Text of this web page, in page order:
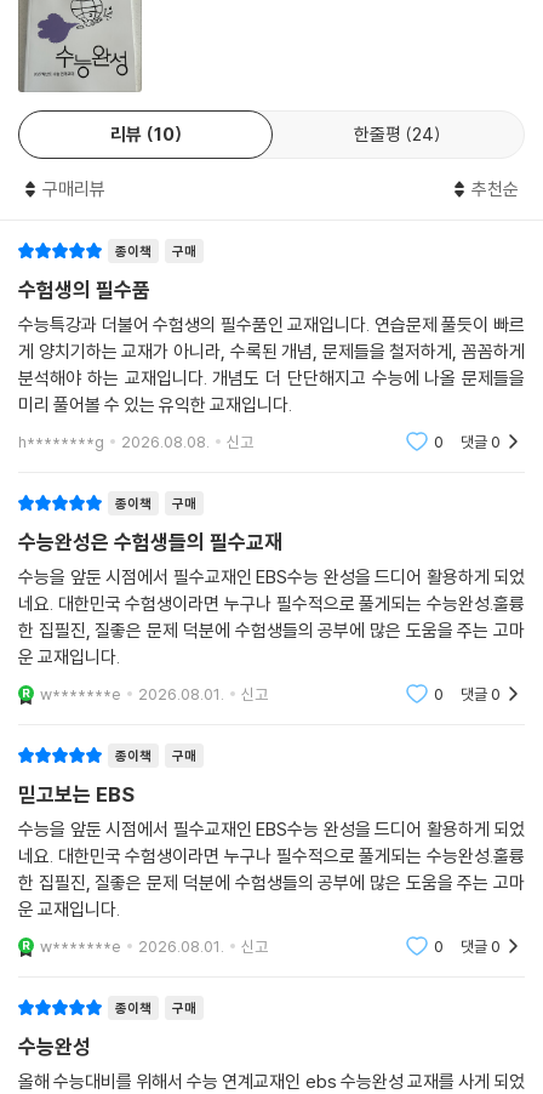
리뷰 10 한줄평 24
구매리뷰 추천순
종이책 구매
수험생의 필수품
수능특강과 더불어 수험생의 필수품인 교재입니다. 연습문제 풀듯이 빠르
게 양치기하는 교재가 아니라, 수록된 개념, 문제들을 철저하게, 꼼꼼하게
분석해야 하는 교재입니다. 개념도 더 단단해지고 수능에 나올 문제들을
미리 풀어볼 수 있는 유익한 교재입니다.
h********g 2026.08.08. 신고 0 댓글0
종이책 구매
수능완성은 수험생들의 필수교재
수능을 앞둔 시점에서 필수교재인 EBS수능 완성을 드디어 활용하게 되었
네요. 대한민국 수험생이라면 누구나 필수적으로 풀게되는 수능완성.훌륭
한 집필진, 질좋은 문제 덕분에 수험생들의 공부에 많은 도움을 주는 고마
운 교재입니다.
w*******e 2026.08.01. 신고 0 댓글0
종이책 구매
믿고보는 EBS
수능을 앞둔 시점에서 필수교재인 EBS수능 완성을 드디어 활용하게 되었
네요. 대한민국 수험생이라면 누구나 필수적으로 풀게되는 수능완성.훌륭
한 집필진, 질좋은 문제 덕분에 수험생들의 공부에 많은 도움을 주는 고마
운 교재입니다.
w*******e 2026.08.01. 신고 0 댓글0
종이책 구매
수능완성
올해 수능대비를 위해서 수능 연계교재인 ebs 수능완성 교재를 사게 되었